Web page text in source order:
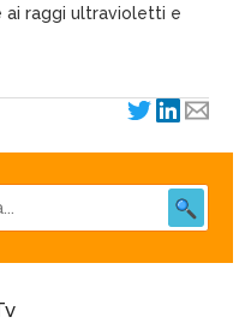
ai raggi ultravioletti e